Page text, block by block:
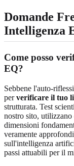
Domande
Intelligenza
Come posso
EQ?
Sebbene l'auto-
perverificare il tuo
strutturata. Test
nostro sito,
dimensioni
veramente
sull'intelligenza
passi attuabili per il